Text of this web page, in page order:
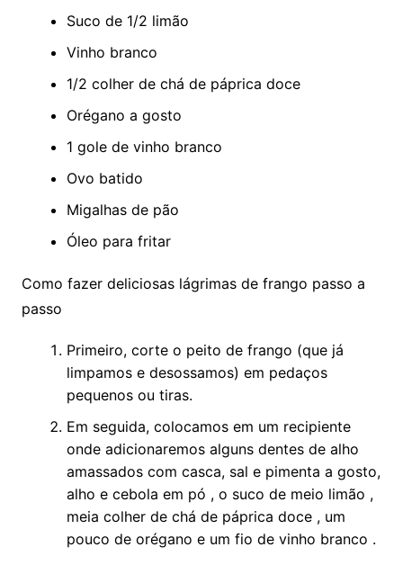
Suco de 1/2 limão
Vinho branco
1/2 colher de chá de páprica doce
Orégano a gosto
1 gole de vinho branco
Ovo batido
Migalhas de pão
Óleo para fritar
Como fazer deliciosas lágrimas de frango passo a
passo
Primeiro, corte o peito de frango (que já
limpamos e desossamos) em pedaços
pequenos ou tiras.
Em seguida, colocamos em um recipiente
onde adicionaremos alguns dentes de alho
amassados ​​com casca, sal e pimenta a gosto,
alho e cebola em pó , o suco de meio limão ,
meia colher de chá de páprica doce , um
pouco de orégano e um fio de vinho branco .